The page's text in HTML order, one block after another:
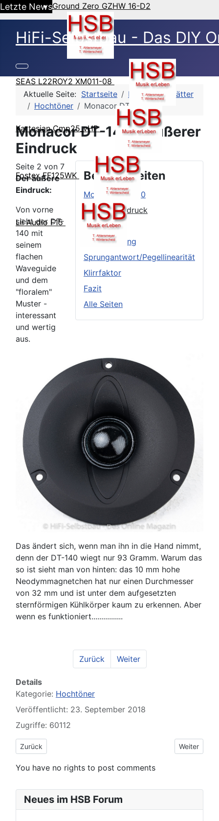
Letzte NewsGround Zero GZHW 16-D2
SEAS L22ROY2 XM011-08
Kartesian Cmp25_vHP
Fostex FF125WK
Lii Audio F15
HiFi-Selbstbau - Das DIY
Neues im HSB Forum
Aktuelle Seite: Startseite
HSB-Datenblätter
Hochtöner
Monacor DT-140
Monacor DT-140 - Äußerer
Eindruck
Beitragsseiten
Monacor DT-140
Äußerer Eindruck
TSP
Frequenzgang
Sprungantwort/Pegellinearität
Klirrfaktor
Fazit
Alle Seiten
Seite 2 von 7
Der äußere
Eindruck:
Von vorne
sieht der DT-
140 mit
seinem
flachen
Waveguide
und dem
"floralem"
Muster -
interessant
und wertig
aus.
Das ändert sich, wenn man ihn in die Hand nimmt,
denn der DT-140 wiegt nur 93 Gramm. Warum das
so ist sieht man von hinten: das 10 mm hohe
Neodymmagnetchen hat nur einen Durchmesser
von 32 mm und ist unter dem aufgesetzten
sternförmigen Kühlkörper kaum zu erkennen. Aber
wenn es funktioniert................
Zurück Weiter
Details
Kategorie: Hochtöner
Veröffentlicht: 23. September 2018
Zugriffe: 60112
Vorheriger Beitrag: Omnes Audio T25H
Zurück Nächster
Weiter
You have no rights to post comments